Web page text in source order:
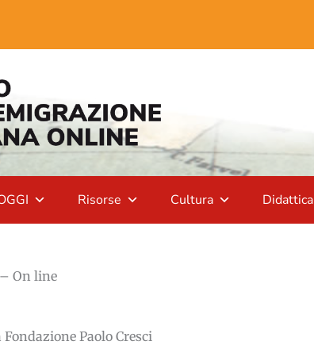
Risorse Cultura Didattica
– On line
Paolo Cresci